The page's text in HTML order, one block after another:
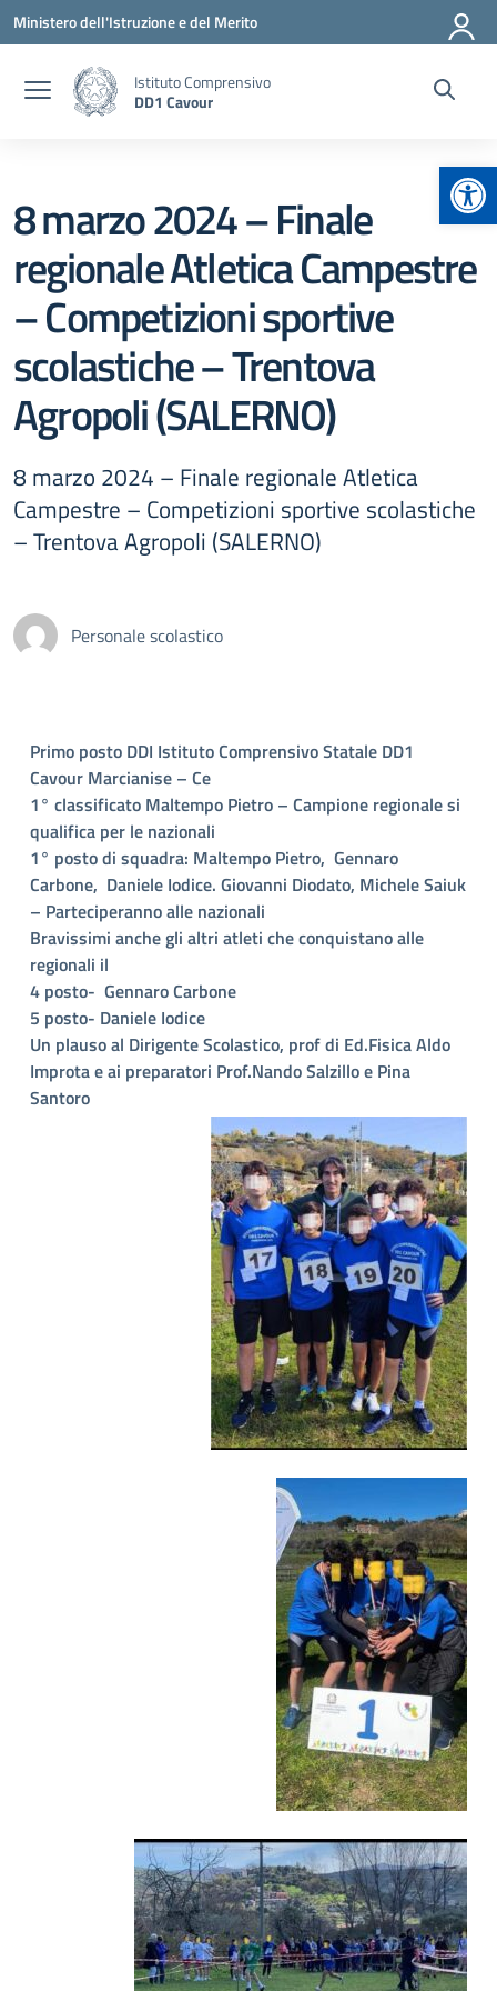
Vai ai contenuti
Vai al menu di navigazione
Vai al footer
Ministero dell'Istruzione e del Merito
Istituto Comprensivo
DD1 Cavour
8 marzo 2024 – Finale
regionale Atletica Campestre
– Competizioni sportive
scolastiche – Trentova
Agropoli (SALERNO)
8 marzo 2024 – Finale regionale Atletica
Campestre – Competizioni sportive scolastiche
– Trentova Agropoli (SALERNO)
Personale scolastico
Primo posto DDI Istituto Comprensivo Statale DD1
Cavour Marcianise – Ce
1° classificato Maltempo Pietro – Campione regionale si
qualifica per le nazionali
1° posto di squadra: Maltempo Pietro, Gennaro
Carbone, Daniele Iodice. Giovanni Diodato, Michele Saiuk
– Parteciperanno alle nazionali
Bravissimi anche gli altri atleti che conquistano alle
regionali il
4 posto- Gennaro Carbone
5 posto- Daniele Iodice
Un plauso al Dirigente Scolastico, prof di Ed.Fisica Aldo
Improta e ai preparatori Prof.Nando Salzillo e Pina
Santoro